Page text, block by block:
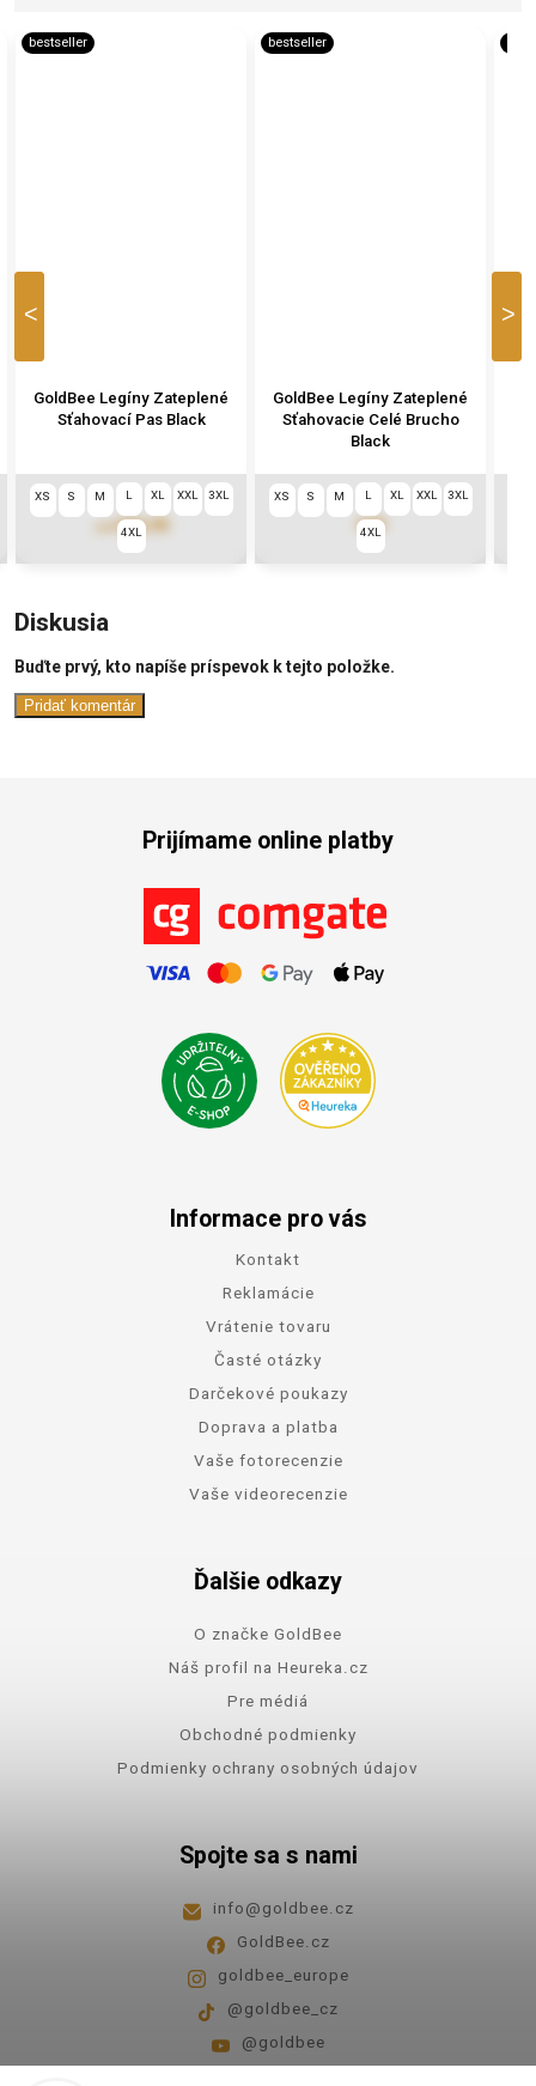
Previous
bestseller
GoldBee Legíny Zateplené
Sťahovací Pas Black
€84,90
S M L XL XXL 3XL
4XL
bestseller
GoldBee Legíny Zateplené
Sťahovacie Celé Brucho
Black
€99
S M L XL XXL 3XL
Next
Diskusia
Buďte prvý, kto napíše príspevok k tejto položke.
Pridať komentár
Prijímame online platby
Informace pro vás
Kontakt
Reklamácie
Vrátenie tovaru
Časté otázky
Darčekové poukazy
Doprava a platba
Vaše fotorecenzie
Vaše videorecenzie
Ďalšie odkazy
O značke GoldBee
Náš profil na Heureka.cz
Pre médiá
Obchodné podmienky
Podmienky ochrany osobných údajov
Spojte sa s nami
info@goldbee.cz
GoldBee.cz
goldbee_europe
@goldbee_cz
@goldbee